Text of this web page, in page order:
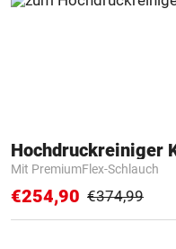
Hochdruckreiniger
Mit PremiumFlex-Schlauch
€254,90 €374,99